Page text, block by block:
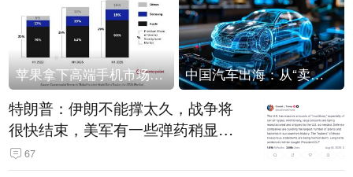
苹果拿下高端手机市场65%的份额：iPhone 17系列功不可没 中国汽车出海：从“卖出去”到“走进去”
特朗普：伊朗不能撑太久，战争将
很快结束，美军有一些弹药稍显紧
张！伊朗公布拟议的海峡管理文本
67